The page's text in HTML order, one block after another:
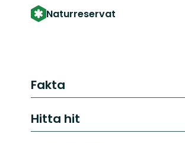
Naturreservat
Fakta
Hitta hit